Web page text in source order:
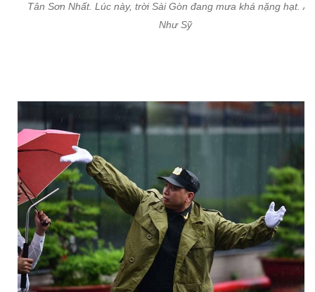
Tân Sơn Nhất. Lúc này, trời Sài Gòn đang mưa khá nặng hạt.
Như Sỹ